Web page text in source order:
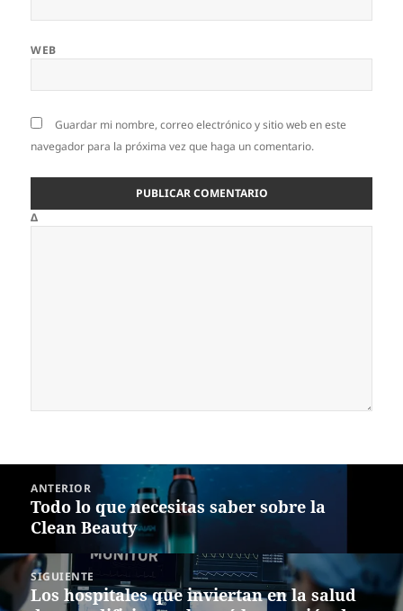
WEB
Guardar mi nombre, correo electrónico y sitio web en este
navegador para la próxima vez que haga un comentario.
Δ
entradas
ANTERIOR
Entrada
anterior:
Todo lo que necesitas saber sobre la
Clean Beauty
SIGUIENTE
Siguiente
Los hospitales que inviertan en la salud